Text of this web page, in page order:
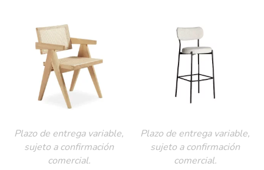
Plazo de entrega variable,
sujeto a confirmación
comercial.
Plazo de entrega variable,
sujeto a confirmación
comercial.